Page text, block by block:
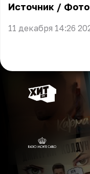
Источник / Фото
11 декабря 14:26